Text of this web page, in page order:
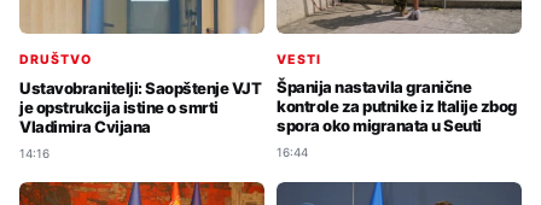
DRUŠTVO
Ustavobranitelji: Saopštenje VJT
je opstrukcija istine o smrti
Vladimira Cvijana
14:16
VESTI
Španija nastavila granične
kontrole za putnike iz Italije zbog
spora oko migranata u Seuti
16:44